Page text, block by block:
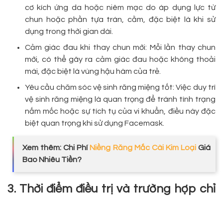
cơ kích ứng da hoặc niêm mạc do áp dụng lực từ
chun hoặc phần tựa trán, cằm, đặc biệt là khi sử
dụng trong thời gian dài.
Cảm giác đau khi thay chun mới: Mỗi lần thay chun
mới, có thể gây ra cảm giác đau hoặc không thoải
mái, đặc biệt là vùng hậu hàm của trẻ.
Yêu cầu chăm sóc vệ sinh răng miệng tốt: Việc duy trì
vệ sinh răng miệng là quan trọng để tránh tình trạng
nấm mốc hoặc sự tích tụ của vi khuẩn, điều này đặc
biệt quan trọng khi sử dụng Facemask.
Xem thêm: Chi PhíNiềng Răng Mắc Cài Kim LoạiGiá
Bao Nhiêu Tiền?
3. Thời điểm điều trị và trường hợp chỉ